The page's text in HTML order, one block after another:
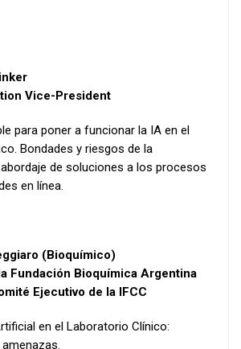
Vice-President
para poner a funcionar la IA en el
Bondades y riesgos de la
de soluciones a los procesos
en línea.
(Bioquímico)
Fundación Bioquímica Argentina
Ejecutivo de la IFCC
en el Laboratorio Clínico: